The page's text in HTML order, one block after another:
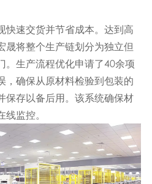
快速交货并节省成本。达到高
晟将整个生产链划分为独立但
。生产流程优化申请了40余项
，确保从原材料检验到包装的
保存以备后用。该系统确保材
监控。